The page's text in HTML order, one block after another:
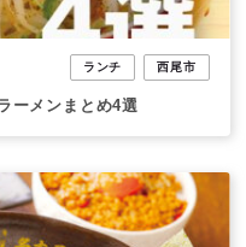
ランチ 西尾市
ーメンまとめ4選